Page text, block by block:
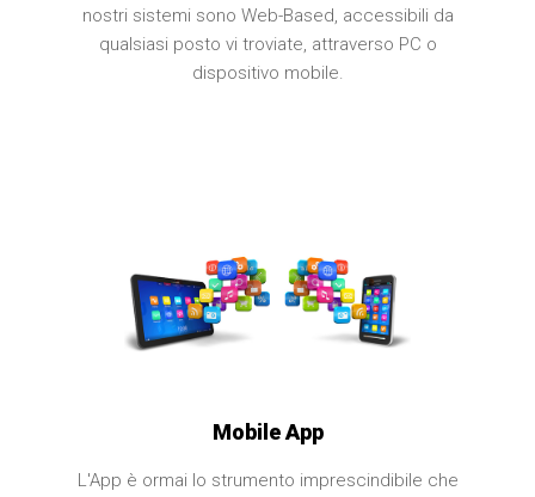
nostri sistemi sono Web-Based, accessibili da
qualsiasi posto vi troviate, attraverso PC o
dispositivo mobile.
Mobile App
L'App è ormai lo strumento imprescindibile che